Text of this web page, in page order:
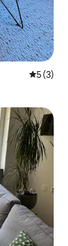
5 de
5 (3)